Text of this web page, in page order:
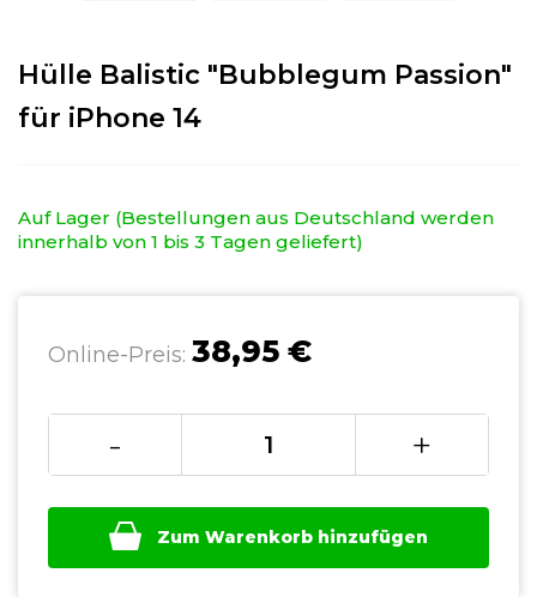
Hülle Balistic "Bubblegum Passion"
für iPhone 14
Auf Lager (Bestellungen aus Deutschland werden
innerhalb von 1 bis 3 Tagen geliefert)
Online-Preis: 38,95 €
- +
Zum Warenkorb hinzufügen